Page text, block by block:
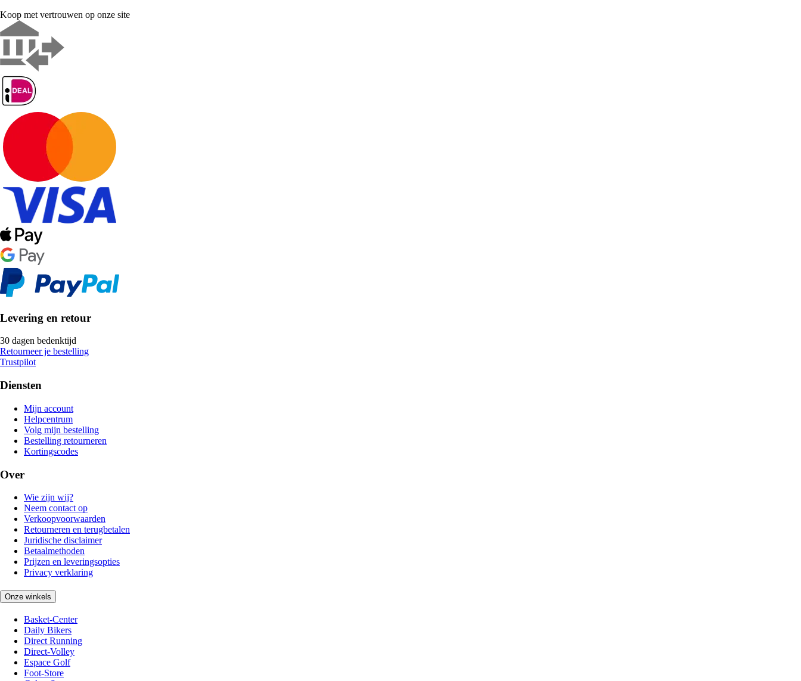
Koop met vertrouwen op onze site
Levering en retour
30 dagen bedenktijd
Retourneer je bestelling
Trustpilot
Diensten
Mijn account
Helpcentrum
Volg mijn bestelling
Bestelling retourneren
Kortingscodes
Over
Wie zijn wij?
Neem contact op
Verkoopvoorwaarden
Retourneren en terugbetalen
Juridische disclaimer
Betaalmethoden
Prijzen en leveringsopties
Privacy verklaring
Onze winkels
Basket-Center
Daily Bikers
Direct Running
Direct-Volley
Espace Golf
Foot-Store